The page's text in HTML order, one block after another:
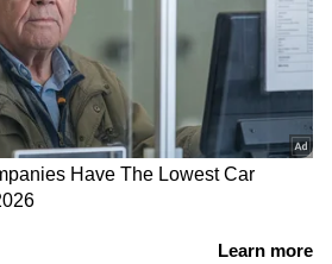
എൻഡോവാസ്കുലർ